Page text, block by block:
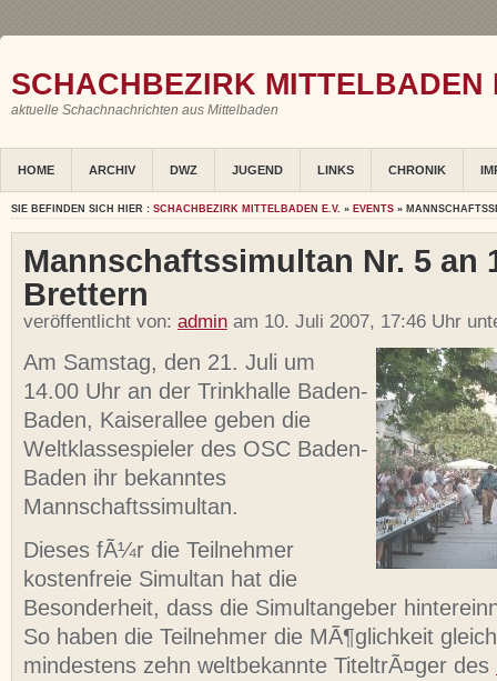
SCHACHBEZIRK MITTELBADEN
aktuelle Schachnachrichten aus Mittelbaden
HOME ARCHIV DWZ JUGEND LINKS CHRONIK
SIE BEFINDEN SICH HIER : SCHACHBEZIRK MITTELBADEN E.V. » EVENTS »
Mannschaftssimultan Nr. 5 an
Brettern
veröffentlicht von: admin am 10. Juli 2007, 17:46 Uhr
Am Samstag, den 21. Juli um
14.00 Uhr an der Trinkhalle Baden-
Baden, Kaiserallee geben die
Weltklassespieler des OSC Baden-
Baden ihr bekanntes
Mannschaftssimultan.
Dieses fÃ¼r die Teilnehmer
kostenfreie Simultan hat die
Besonderheit, dass die Simultangeber
So haben die Teilnehmer die MÃ¶glichkeit
mindestens zehn weltbekannte TiteltrÃ¤ger des